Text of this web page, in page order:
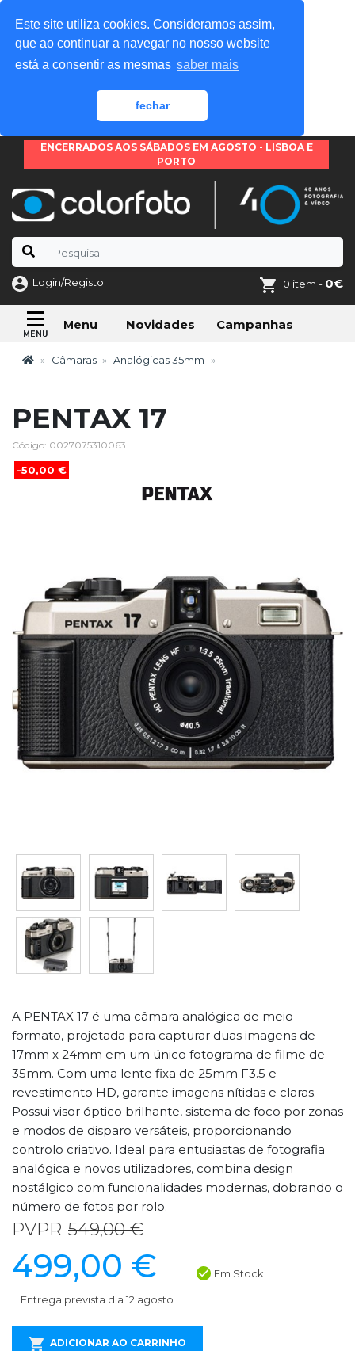
Este site utiliza cookies. Consideramos assim,
que ao continuar a navegar no nosso website
está a consentir as mesmas saber mais
fechar
ENCERRADOS AOS SÁBADOS EM AGOSTO - LISBOA E
PORTO
Login/Registo 0 item - 0€
Menu Novidades Campanhas
Câmaras Analógicas 35mm
PENTAX 17
Código: 0027075310063
-50,00 €
A PENTAX 17 é uma câmara analógica de meio
formato, projetada para capturar duas imagens de
17mm x 24mm em um único fotograma de filme de
35mm. Com uma lente fixa de 25mm F3.5 e
revestimento HD, garante imagens nítidas e claras.
Possui visor óptico brilhante, sistema de foco por zonas
e modos de disparo versáteis, proporcionando
controlo criativo. Ideal para entusiastas de fotografia
analógica e novos utilizadores, combina design
nostálgico com funcionalidades modernas, dobrando o
número de fotos por rolo.
PVPR 549,00 €
499,00 € Em Stock
Entrega prevista dia 12 agosto
ADICIONAR AO CARRINHO